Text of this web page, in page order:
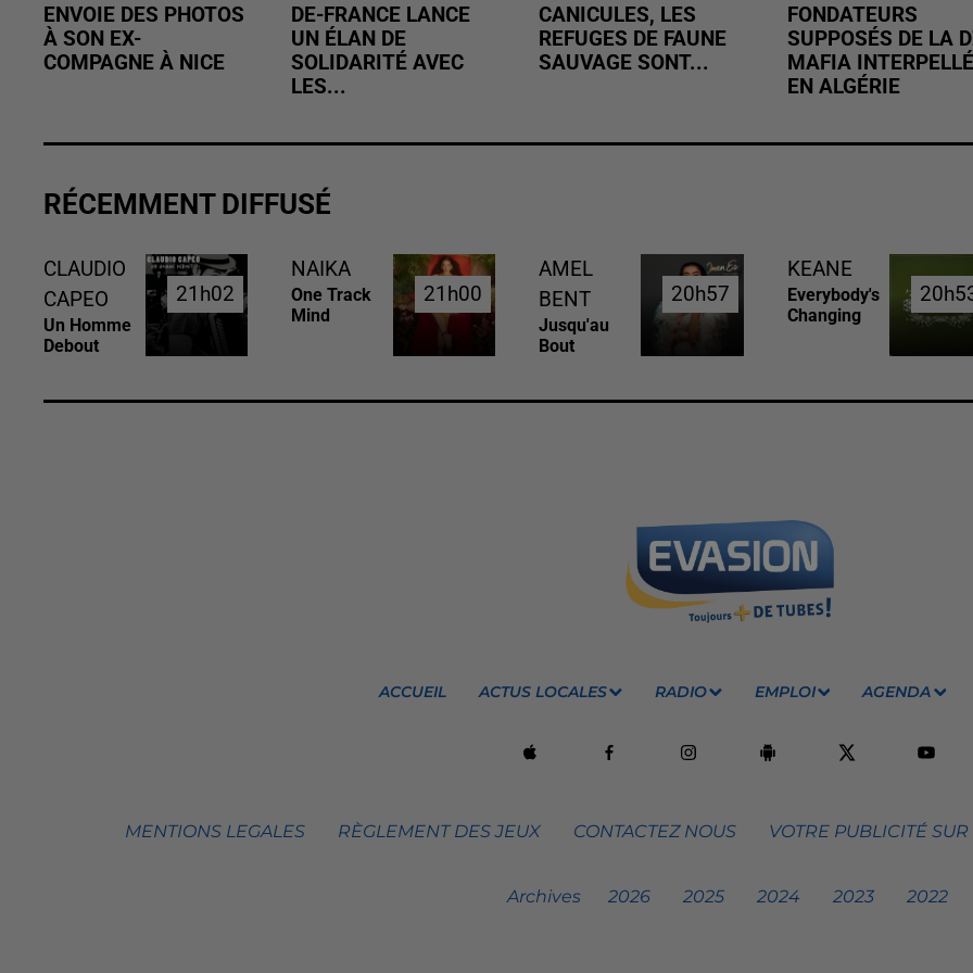
ENVOIE DES PHOTOS
À SON EX-
COMPAGNE À NICE
DE-FRANCE LANCE
UN ÉLAN DE
SOLIDARITÉ AVEC
LES...
CANICULES, LES
REFUGES DE FAUNE
SAUVAGE SONT...
FONDATEURS
SUPPOSÉS DE LA
MAFIA INTERPELLÉ
EN ALGÉRIE
RÉCEMMENT DIFFUSÉ
CLAUDIO
CAPEO
Un Homme
Debout
21h02
21h02
NAIKA
One Track
Mind
21h00
21h00
AMEL
BENT
Jusqu'au
Bout
20h57
20h57
KEANE
Everybody's
Changing
ACCUEIL ACTUS LOCALES RADIO EMPLOI AGENDA
MENTIONS LEGALES RÈGLEMENT DES JEUX CONTACTEZ NOUS VOTRE PUBLICITÉ
Archives 2026 2025 2024 2023 2022